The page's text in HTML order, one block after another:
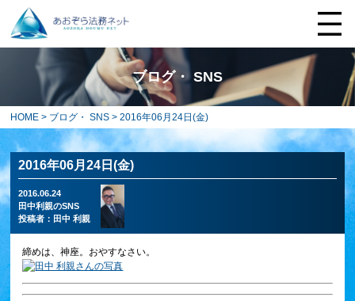
ブログ・ SNS
HOME > ブログ・ SNS > 2016年06月24日(金)
2016年06月24日(金)
2016.06.24
田中利親のSNS
投稿者： 田中 利親
締めは、神座。おやすなさい。